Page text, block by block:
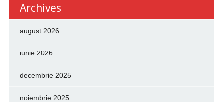
Archives
august 2026
iunie 2026
decembrie 2025
noiembrie 2025